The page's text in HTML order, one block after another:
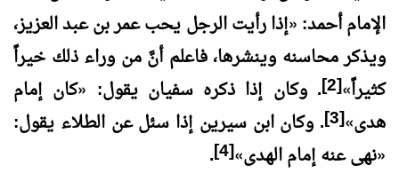
الإمام أحمد:«إذا رأيت الرجل يحب عمر بن عبد العزيز،
ويذكر محاسنه وينشرها، فاعلم أنَّ من وراء ذلك خيراً
كثيراً»
[2] . وكان إذا ذكره سفيان يقول: «كان إمام
هدى»
[3] . وكان ابن سيرين إذا سئل عن الطلاء يقول:
«نهى عنه إمام الهدى»
[4]
.